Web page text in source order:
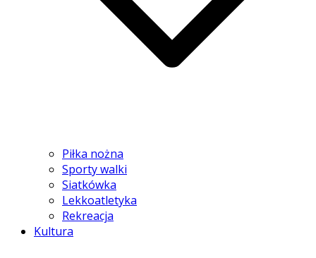
Piłka nożna
Sporty walki
Siatkówka
Lekkoatletyka
Rekreacja
Kultura